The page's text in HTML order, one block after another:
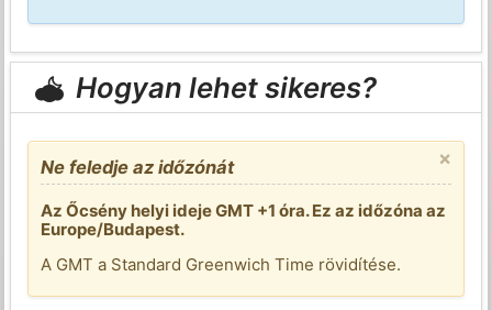
Hogyan lehet sikeres?
×
Ne feledje az időzónát
Az Őcsény helyi ideje GMT +1 óra. Ez az időzóna az
Europe/Budapest.
A GMT a Standard Greenwich Time rövidítése.